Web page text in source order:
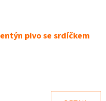
pivo se srdíčkem